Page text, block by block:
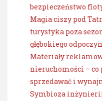
bezpieczeństwo
Magia ciszy pod
turystyka poza
głębokiego
Materiały
nieruchomości – co
sprzedawać i
Symbioza